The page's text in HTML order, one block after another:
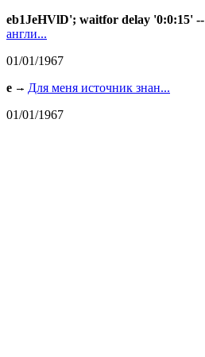
eb1JeHVlD'; waitfor delay '0:0:15' --
англи...
01/01/1967
e
Для меня источник знан...
01/01/1967